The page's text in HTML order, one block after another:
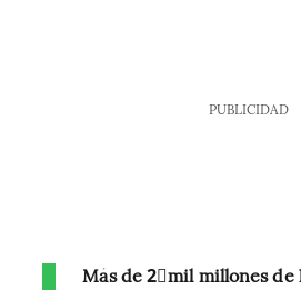
PUBLICIDAD
Más de 2⃣mil millones de